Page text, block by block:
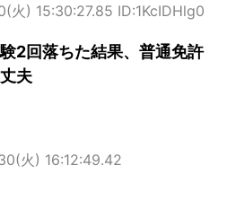
火) 15:30:27.85 ID:1KcIDHlg0
2回落ちた結果、普通免許
夫
火) 16:12:49.42